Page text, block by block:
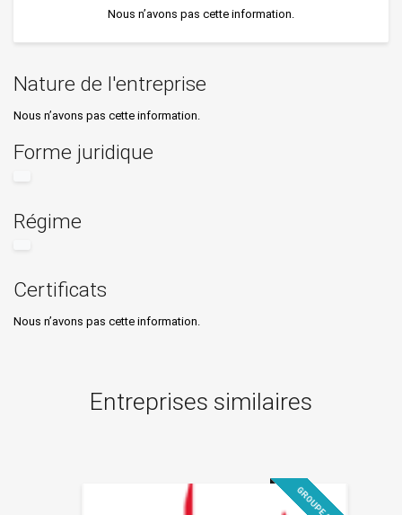
Nous n’avons pas cette information.
Nature de l'entreprise
Nous n’avons pas cette information.
Forme juridique
Régime
Certificats
Nous n’avons pas cette information.
Entreprises similaires